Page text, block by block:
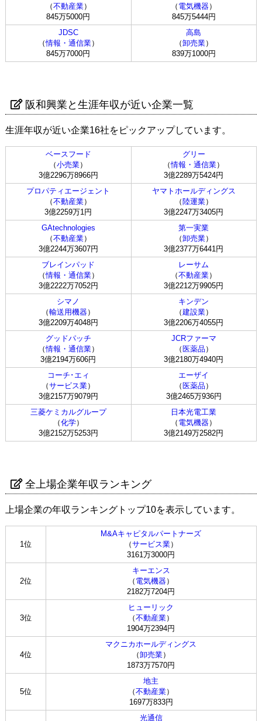
（不動産業）
845万5000円
（ 電気機器）
845万5444円
JDSC
（情報・通信業）
845万7000円
高島
（卸売業）
839万1000円
阪和興業と生涯年収が近い企業一覧
生涯年収が近い企業16社をピックアップしています。
ベースフード
（小売業）
3億2296万8966円
グリー
（情報・通信業）
3億2289万5424円
プロパティエージェント
（不動産業）
3億2259万1円
ヤマトホールディングス
（陸運業）
3億2247万3405円
GAtechnologies
（不動産業）
3億2244万3607円
第一実業
（卸売業）
3億2377万6441円
ブレインパッド
（情報・通信業）
3億2222万7052円
レーサム
（不動産業）
3億2212万9905円
シマノ
（輸送用機器）
3億2209万4048円
キンデン
（建設業）
3億2206万4055円
グッドパッチ
（情報・通信業）
3億2194万606円
JCRファーマ
（医薬品 ）
3億2180万4940円
コーチ･エィ
（サービス業）
3億2157万9079円
エーザイ
（医薬品 ）
3億2465万936円
三菱ケミカルグループ
（化学）
3億2152万5253円
日本光電工業
（ 電気機器）
3億2149万2582円
全上場企業年収ランキング
上場企業の年収ランキングトップ10を表示しています。
1位
M&Aキャピタルパートナーズ
（サービス業）
3161万3000円
2位
キーエンス
（ 電気機器）
2182万7204円
3位
ヒューリック
（不動産業）
1904万2394円
4位
マクニカホールディングス
（卸売業）
1873万7570円
5位
地主
（不動産業）
1697万833円
光通信